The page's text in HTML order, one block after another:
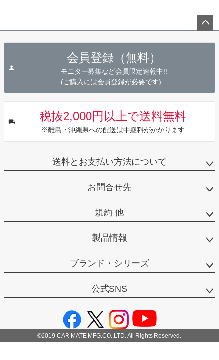
会員登録（無料）
モニター募集など会員限定速報中!!
(ご購入には会員登録が必要です)
税抜2,000円以上で送料無料
※離島・沖縄県への配送は中継料がかかります
送料とお支払い方法について
お問合せ先
規約 他
製品情報
ブランド・シリーズ
公式SNS
©2019 CAR MATE MFG.CO.,LTD. All Rights Reserved.